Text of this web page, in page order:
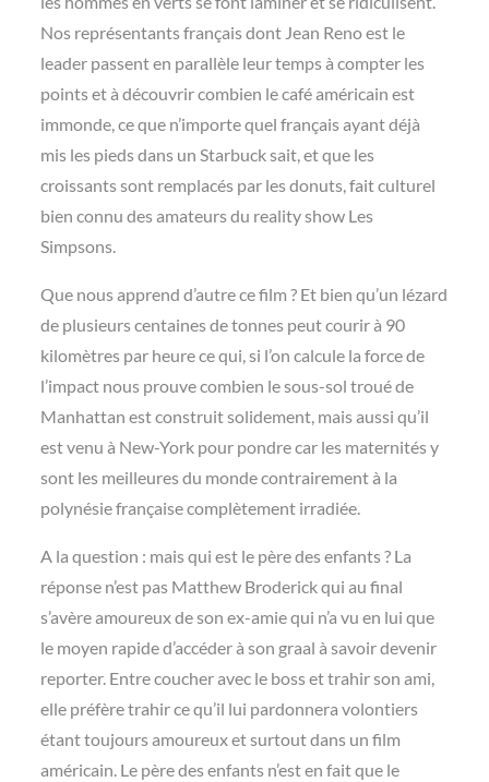
Nos représentants français dont Jean Reno est le
leader passent en parallèle leur temps à compter les
points et à découvrir combien le café américain est
immonde, ce que n’importe quel français ayant déjà
mis les pieds dans un Starbuck sait, et que les
croissants sont remplacés par les donuts, fait culturel
bien connu des amateurs du reality show Les
Simpsons.
Que nous apprend d’autre ce film ? Et bien qu’un lézard
de plusieurs centaines de tonnes peut courir à 90
kilomètres par heure ce qui, si l’on calcule la force de
l’impact nous prouve combien le sous-sol troué de
Manhattan est construit solidement, mais aussi qu’il
est venu à New-York pour pondre car les maternités y
sont les meilleures du monde contrairement à la
polynésie française complètement irradiée.
A la question : mais qui est le père des enfants ? La
réponse n’est pas Matthew Broderick qui au final
s’avère amoureux de son ex-amie qui n’a vu en lui que
le moyen rapide d’accéder à son graal à savoir devenir
reporter. Entre coucher avec le boss et trahir son ami,
elle préfère trahir ce qu’il lui pardonnera volontiers
étant toujours amoureux et surtout dans un film
américain. Le père des enfants n’est en fait que le